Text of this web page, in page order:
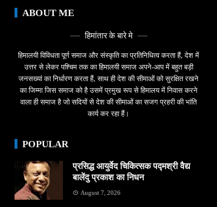
ABOUT ME
हिमांतार के बारे मे
हिमालयी विविधता पूर्ण समाज और संस्कृति का प्रतिनिधित्व करता हैं, देश में
उत्तर से लेकर पश्चिम तक का हिमालयी समाज अपने-आप में बहुत बड़ी
जनसख्यां का निर्धारण करता हैं, साथ ही देश की सीमाओं को सुरक्षित रखने
का जिम्मा जिस समाज को है उसमें प्रमुख रूप से हिमालय में निवास करने
वाला ही समाज है जो सदियों से देश की सीमाओं का सजग प्रहरी की भांति
कार्य कर रहा हैं।
POPULAR
प्रसिद्ध आयुर्वेद चिकित्सक पद्मश्री वैद्य
बालेंदु प्रकाश का निधन
August 7, 2026